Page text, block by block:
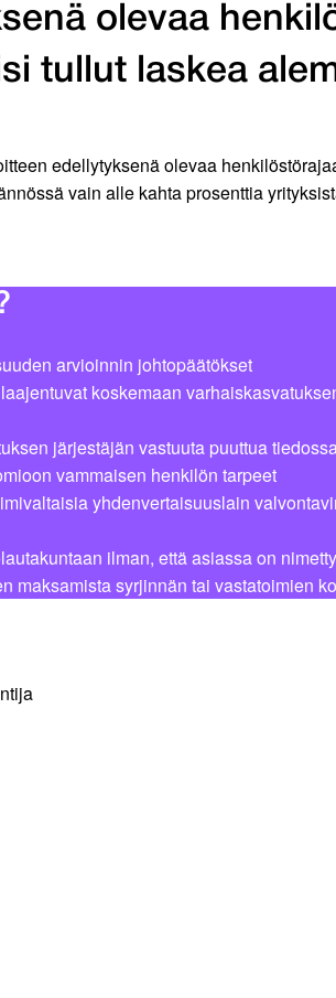
olevaa
tullut laskea
edellytyksenä olevaa
vain alle kahta prosenttia
arvioinnin johtopäätökset
koskemaan
järjestäjän vastuuta puuttua
vammaisen henkilön tarpeet
yhdenvertaisuuslain
ilman, että asiassa on
maksamista syrjinnän tai vastatoimien